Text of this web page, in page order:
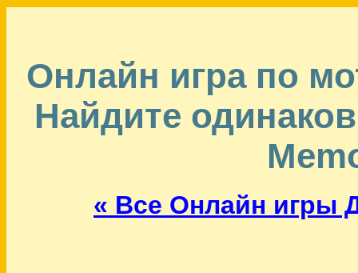
Онлайн игра по
Найдите
« Все Онлайн игры